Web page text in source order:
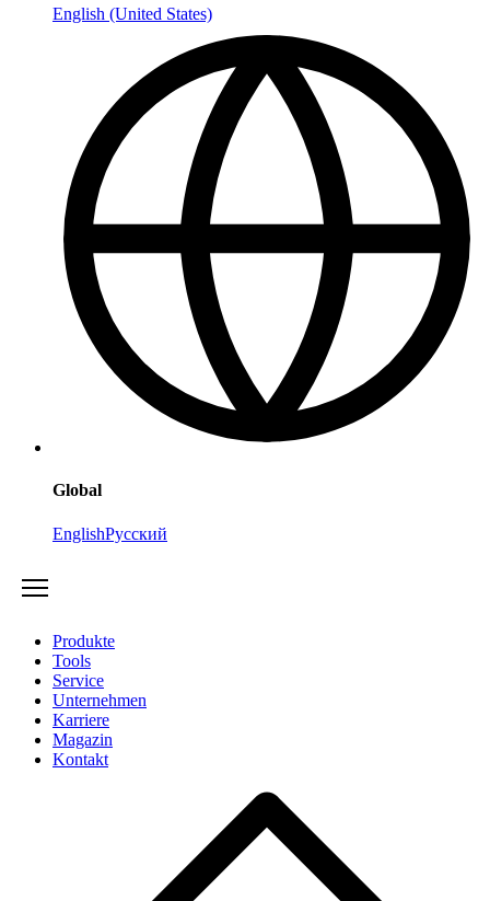
English (United States)
Global
EnglishРусский
Produkte
Tools
Service
Unternehmen
Karriere
Magazin
Kontakt